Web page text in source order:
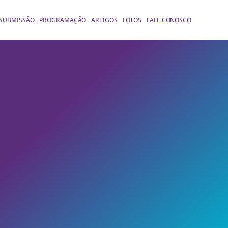
PROGRAMAÇÃO ARTIGOS FOTOS FALE CONOSCO